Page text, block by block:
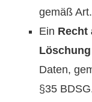
gemäß
Ein Recht
Löschung
Daten,
§35